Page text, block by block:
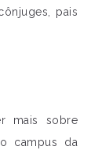
pais
mais sobre
campus da